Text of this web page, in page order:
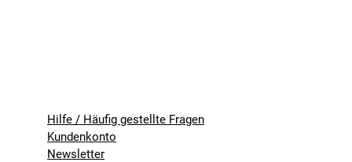
Hilfe / Häufig gestellte Fragen
Kundenkonto
Newsletter